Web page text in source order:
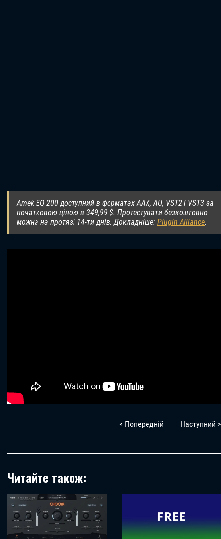
Amek EQ 200 доступний в форматах AAX, AU, VST2 і VST3 за
початковою ціною в 349,99 $. Протестувати безкоштовно
можна на протязі 14-ти днів. Докладніше: Plugin Alliance.
< Попередній Наступний >
Читайте також: